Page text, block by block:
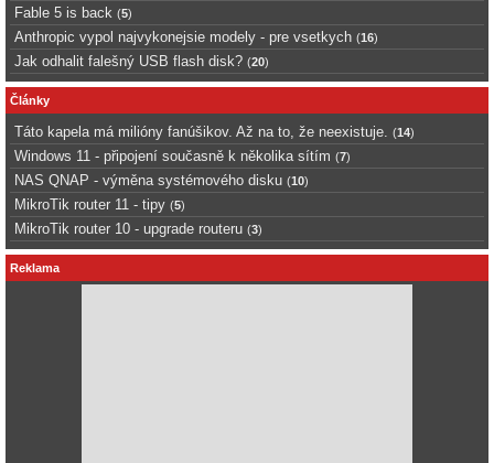
Fable 5 is back (5)
Anthropic vypol najvykonejsie modely - pre vsetkych (16)
Jak odhalit falešný USB flash disk? (20)
Články
Táto kapela má milióny fanúšikov. Až na to, že neexistuje. (14)
Windows 11 - připojení současně k několika sítím (7)
NAS QNAP - výměna systémového disku (10)
MikroTik router 11 - tipy (5)
MikroTik router 10 - upgrade routeru (3)
Reklama